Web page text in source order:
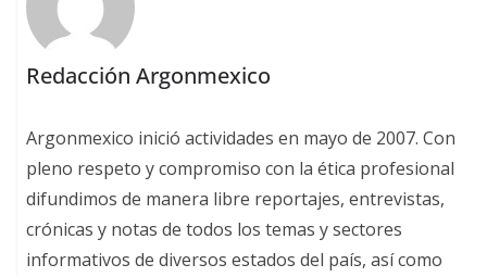
Redacción Argonmexico
Argonmexico inició actividades en mayo de 2007. Con
pleno respeto y compromiso con la ética profesional
difundimos de manera libre reportajes, entrevistas,
crónicas y notas de todos los temas y sectores
informativos de diversos estados del país, así como